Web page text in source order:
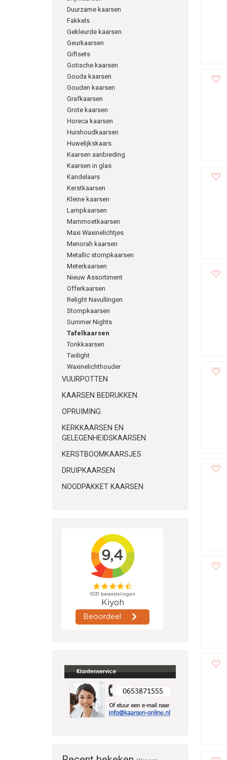
Duurzame kaarsen
Fakkels
Gekleurde kaarsen
Geurkaarsen
Giftsets
Gotische kaarsen
Gouda kaarsen
Gouden kaarsen
Grafkaarsen
Grote kaarsen
Horeca kaarsen
Huishoudkaarsen
Huwelijkskaars
Kaarsen aanbieding
Kaarsen in glas
Kandelaars
Kerstkaarsen
Kleine kaarsen
Lampkaarsen
Mammoetkaarsen
Maxi Waxinelichtjes
Menorah kaarsen
Metallic stompkaarsen
Meterkaarsen
Nieuw Assortiment
Offerkaarsen
Relight Navullingen
Stompkaarsen
Summer Nights
Tafelkaarsen
Tonkkaarsen
Twilight
Waxinelichthouder
VUURPOTTEN
KAARSEN BEDRUKKEN
OPRUIMING
KERKKAARSEN EN
GELEGENHEIDSKAARSEN
KERSTBOOMKAARSJES
DRUIPKAARSEN
NOODPAKKET KAARSEN